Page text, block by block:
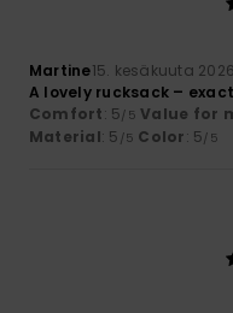
Martine15. kesäkuuta 2026
A lovely rucksack –
Comfort: 5/5 Value for
Material: 5 /5 Color: 5/5